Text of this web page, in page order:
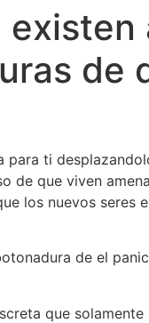
de
para ti
de que viven
los nuevos seres
de el
que